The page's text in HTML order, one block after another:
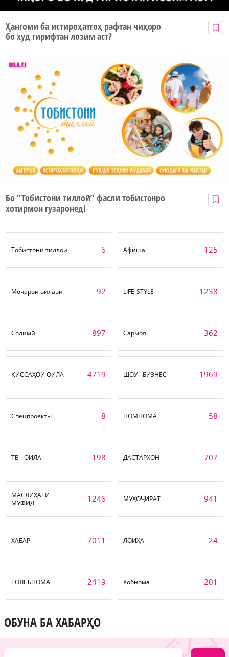
Ҳангоми ба истироҳатгоҳ рафтан чиҳоро
бо худ гирифтан лозим аст?
Бо “Тобистони тиллоӣ” фасли тобистонро
хотирмон гузаронед!
Тобистони тиллоӣ 6 Афиша 125
Моҷарои оилавӣ 92 LIFE-STYLE 1238
Солимӣ 897 Сармоя 362
ҚИССАҲОИ ОИЛА 4719 ШОУ - БИЗНЕС 1969
Спецпроекты 8 НОМНОМА 58
ТВ - ОИЛА 198 ДАСТАРХОН 707
МАСЛИҲАТИ
МУФИД
1246 МУҲОҶИРАТ 941
ХАБАР 7011 ЛОИҲА 24
ТОЛЕЪНОМА 2419 Хобнома 201
ОБУНА БА ХАБАРҲО